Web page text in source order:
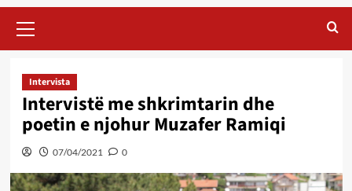
Menu
Intervista
Intervistë me shkrimtarin dhe
poetin e njohur Muzafer Ramiqi
07/04/2021 0